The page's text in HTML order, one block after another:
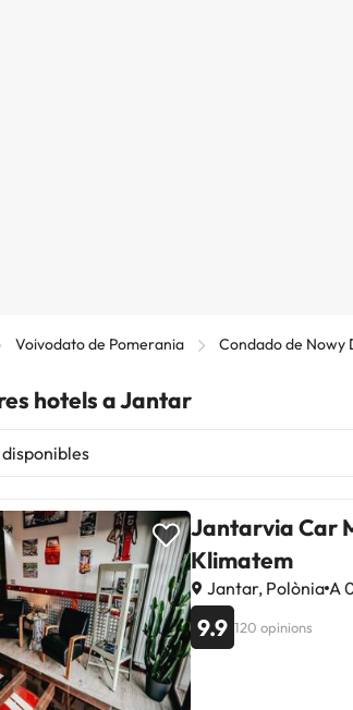
Voivodato de Pomerania Condado de Nowy
hotels a Jantar
disponibles
Jantarvia Car
Klimatem
Jantar, Polònia A
9.9 120 opinions